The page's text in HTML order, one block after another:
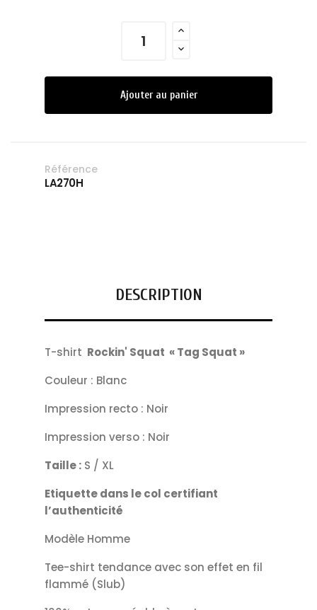
Ajouter au panier
Référence
LA270H
DESCRIPTION
T-shirt Rockin' Squat « Tag Squat »
Couleur : Blanc
Impression recto : Noir
Impression verso : Noir
Taille : S / XL
Etiquette dans le col certifiant
l’authenticité
Modèle Homme
Tee-shirt tendance avec son effet en fil
flammé (Slub)